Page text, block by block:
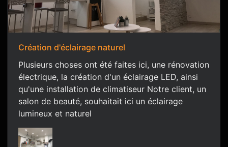
Création d'éclairage naturel
Plusieurs choses ont été faites ici, une rénovation
électrique, la création d'un éclairage LED, ainsi
qu'une installation de climatiseur Notre client, un
salon de beauté, souhaitait ici un éclairage
lumineux et naturel